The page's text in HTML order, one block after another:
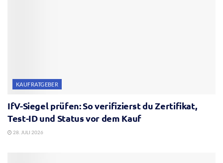
KAUFRATGEBER
IfV-Siegel prüfen: So verifizierst du Zertifikat,
Test-ID und Status vor dem Kauf
28. JULI 2026